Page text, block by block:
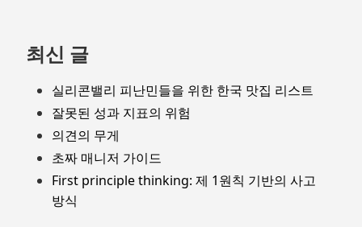
고
최신 글
실리콘밸리 피난민들을 위한 한국 맛집 리스트
잘못된 성과 지표의 위험
의견의 무게
초짜 매니저 가이드
First principle thinking: 제 1원칙 기반의 사고
방식